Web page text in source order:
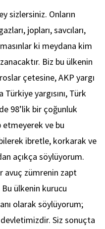
sizlersiniz. Onların
jopları, savcıları,
ki meydana kim
Biz bu ülkenin
çetesine, AKP yargı
yargısını, Türk
98’lik bir çoğunluk
etmeyerek ve bu
ibretle, korkarak ve
açıkça söylüyorum.
avuç zümrenin zapt
ülkenin kurucu
olarak söylüyorum;
Siz sonuçta